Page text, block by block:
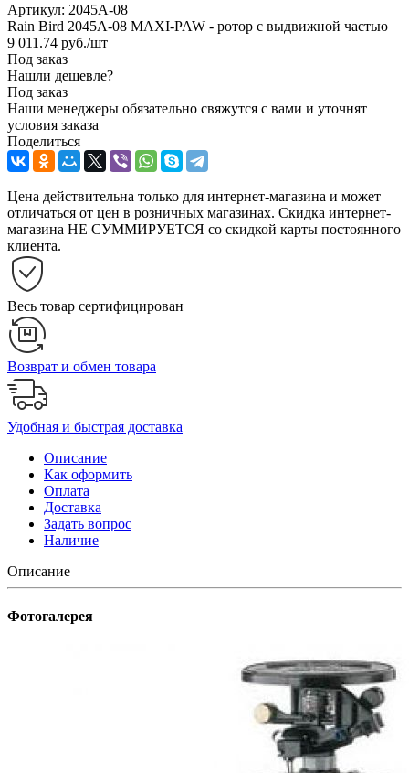
Артикул: 2045A-08
Rain Bird 2045А-08 MAXI-PAW - ротор с выдвижной частью
9 011.74 руб./шт
Под заказ
Нашли дешевле?
Под заказ
Наши менеджеры обязательно свяжутся с вами и уточнят
условия заказа
Поделиться
Цена действительна только для интернет-магазина и может
отличаться от цен в розничных магазинах. Скидка интернет-
магазина НЕ СУММИРУЕТСЯ со скидкой карты постоянного
клиента.
Весь товар сертифицирован
Возврат и обмен товара
Удобная и быстрая доставка
Описание
Как оформить
Оплата
Доставка
Задать вопрос
Наличие
Описание
Фотогалерея